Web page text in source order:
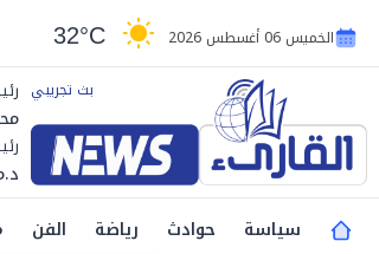
الخميس 06 أغسطس 2026 32°C
سياسة
حوادث رياضة الفن